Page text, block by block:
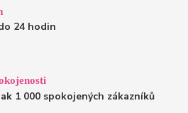
24 hodin
1 000 spokojených zákazníků